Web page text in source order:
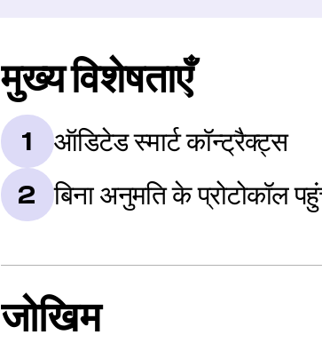
मुख्य विशेषताएँ
1 ऑडिटेड स्मार्ट कॉन्ट्रैक्ट्स
2 बिना अनुमति के प्रोटोकॉल
जोखिम